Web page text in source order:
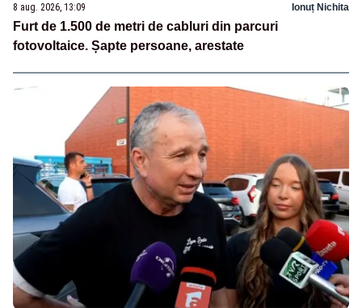
8 aug. 2026, 13:09 Ionuț Nichita
Furt de 1.500 de metri de cabluri din parcuri
fotovoltaice. Șapte persoane, arestate